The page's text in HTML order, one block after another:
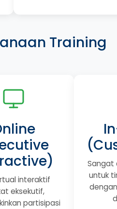
Training
interaktif
eksekutif,
partisipasi
Sangat
untuk